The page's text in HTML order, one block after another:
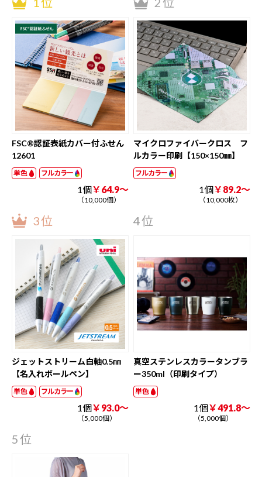
FSC®認証表紙カバー付ふせん
12601
1個￥64.9～
マイクロファイバークロス フ
ルカラー印刷【150×150㎜】
1個￥89.2～
ジェットストリーム白軸0.5㎜
【名入れボールペン】
1個￥93.0～
真空ステンレスカラータンブラ
ー350ml（印刷タイプ）
1個￥491.8～